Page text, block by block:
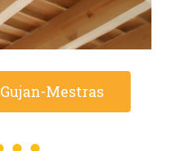
Mestras